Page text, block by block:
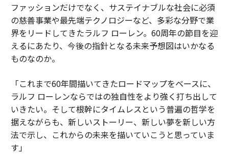
ファッションだけでなく、サステイナブルな社会に必須
の慈善事業や最先端テクノロジーなど、多彩な分野で業
界をリードしてきたラルフ ローレン。60周年の節目を迎
えるにあたり、今後の指針となる未来予想図はいかなる
ものなのか。
「これまで60年間描いてきたロードマップをベースに、
ラルフ ローレンならではの独自性をより強く打ち出して
いきたい。そして根幹にタイムレスという普遍の哲学を
据えながらも、新しいストーリー、新しい夢を新しい方
法で示し、これからの未来を描いていこうと思っていま
す」